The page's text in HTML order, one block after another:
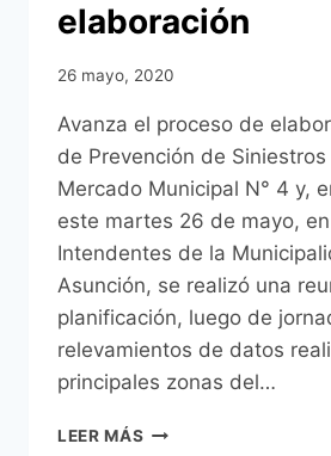
elaboración
26 mayo, 2020
Avanza el proceso de
de Prevención de Siniestros
Mercado Municipal N° 4 y,
este martes 26 de mayo,
Intendentes de la
Asunción, se realizó una
planificación, luego de
relevamientos de datos
principales zonas del…
LEER MÁS PLAN